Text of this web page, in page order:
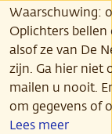
Waarschuwing:
Oplichters
alsof ze van De
zijn. Ga hier niet
mailen u nooit.
om gegevens of
Lees meer